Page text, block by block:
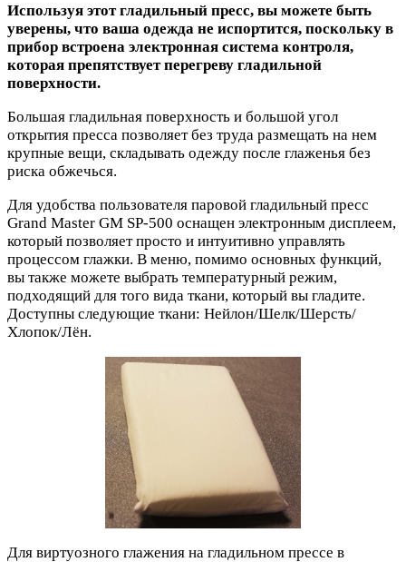
Используя этот гладильный пресс, вы можете быть
уверены, что ваша одежда не испортится, поскольку в
прибор встроена электронная система контроля,
которая препятствует перегреву гладильной
поверхности.
Большая гладильная поверхность и большой угол
открытия пресса позволяет без труда размещать на нем
крупные вещи, складывать одежду после глаженья без
риска обжечься.
Для удобства пользователя паровой гладильный пресс
Grand Master GM SP-500 оснащен электронным дисплеем,
который позволяет просто и интуитивно управлять
процессом глажки. В меню, помимо основных функций,
вы также можете выбрать температурный режим,
подходящий для того вида ткани, который вы гладите.
Доступны следующие ткани: Нейлон/Шелк/Шерсть/
Хлопок/Лён.
Для виртуозного глажения на гладильном прессе в